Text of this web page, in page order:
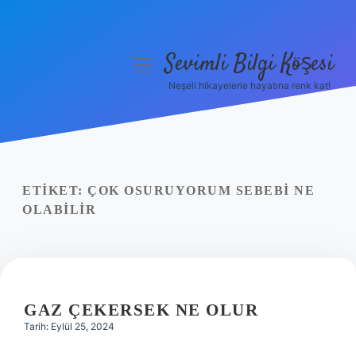
Yasal Uyarı
menüyüSevimli Bilgi Köşesi
Neşeli hikayelerle hayatına renk kat!
ETIKET: ÇOK OSURUYORUM SEBEBI NE
OLABILIR
GAZ ÇEKERSEK NE OLUR
Tarih: Eylül 25, 2024